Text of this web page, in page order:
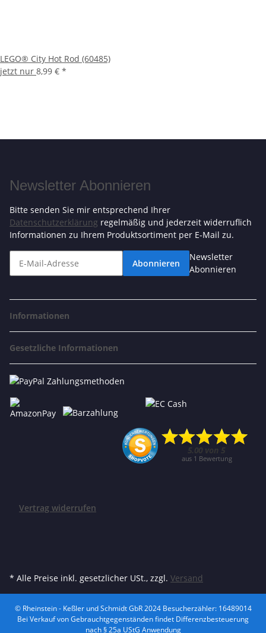
LEGO® City Hot Rod (60485)
jetzt nur 8,99 € *
Newsletter Abonnieren
Bitte senden Sie mir entsprechend Ihrer
Datenschutzerklärung regelmäßig und jederzeit widerruflich
Informationen zu Ihrem Produktsortiment per E-Mail zu.
Abonnieren
Newsletter
Abonnieren
Informationen
Gesetzliche Informationen
Vertrag widerrufen
* Alle Preise inkl. gesetzlicher USt., zzgl. Versand
© Rheinstein - Keßler und Schmidt GbR 2024Besucherzähler: 16489014
Bei Verkauf von Gebrauchtgegenständen findet Differenzbesteuerung
nach § 25a UStG Anwendung